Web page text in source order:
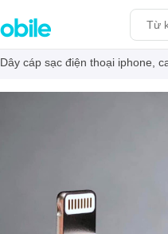
Dây cáp sạc điện thoại iphone,